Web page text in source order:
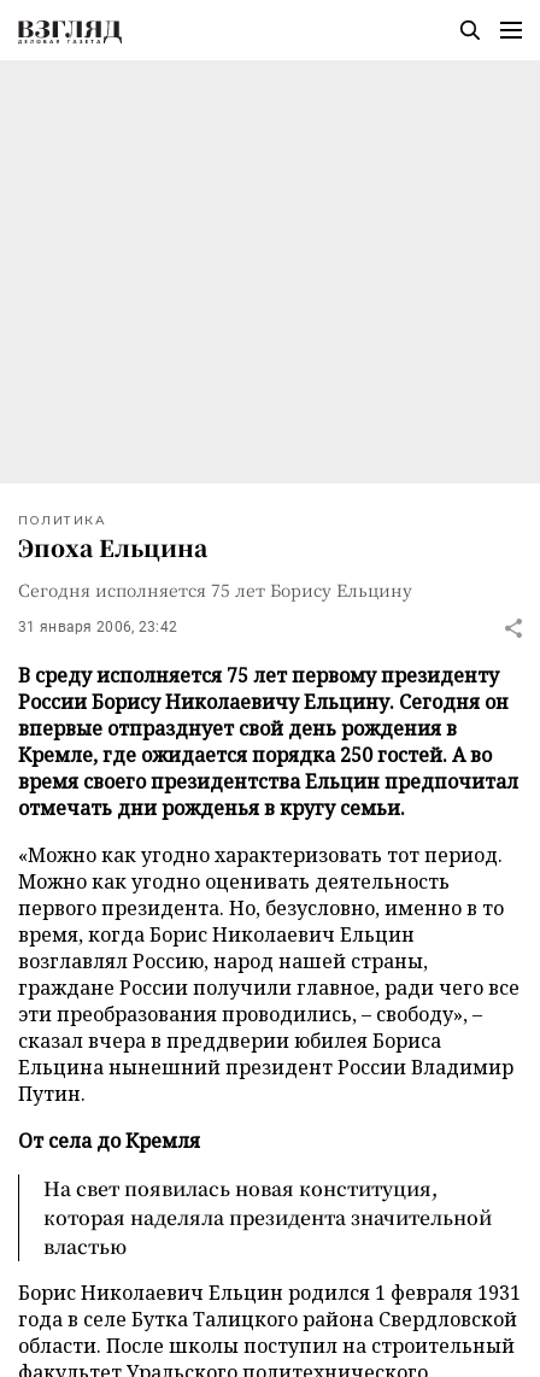
ПОЛИТИКА
Эпоха Ельцина
Сегодня исполняется 75 лет Борису Ельцину
31 января 2006, 23:42
В среду исполняется 75 лет первому президенту
России Борису Николаевичу Ельцину. Сегодня он
впервые отпразднует свой день рождения в
Кремле, где ожидается порядка 250 гостей. А во
время своего президентства Ельцин предпочитал
отмечать дни рожденья в кругу семьи.
«Можно как угодно характеризовать тот период.
Можно как угодно оценивать деятельность
первого президента. Но, безусловно, именно в то
время, когда Борис Николаевич Ельцин
возглавлял Россию, народ нашей страны,
граждане России получили главное, ради чего все
эти преобразования проводились, – свободу», –
сказал вчера в преддверии юбилея Бориса
Ельцина нынешний президент России Владимир
Путин.
От села до Кремля
На свет появилась новая конституция,
которая наделяла президента значительной
властью
Борис Николаевич Ельцин родился 1 февраля 1931
года в селе Бутка Талицкого района Свердловской
области. После школы поступил на строительный